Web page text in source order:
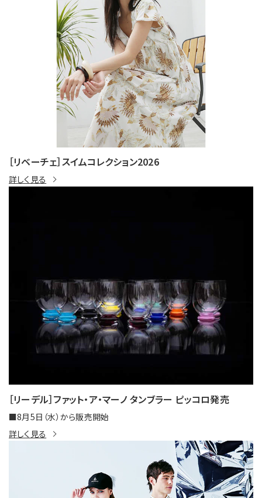
［リベーチェ］スイムコレクション2026
詳しく見る
［リーデル］ファット・ア・マーノ タンブラー ピッコロ発売
■8月5日（水）から販売開始
詳しく見る